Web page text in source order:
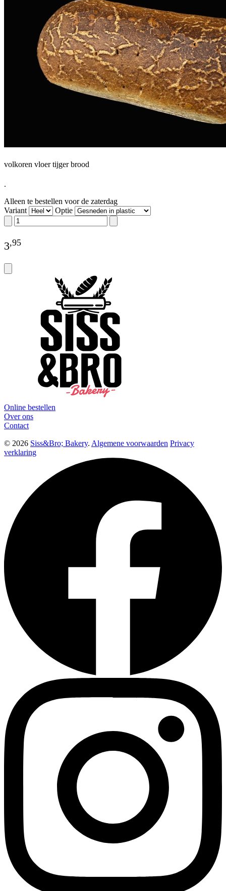
volkoren vloer tijger brood
.
Alleen te bestellen voor de zaterdag
Variant
Optie
3,95
Online bestellen
Over ons
Contact
© 2026 Siss&Bro; Bakery. Algemene voorwaarden Privacy
verklaring